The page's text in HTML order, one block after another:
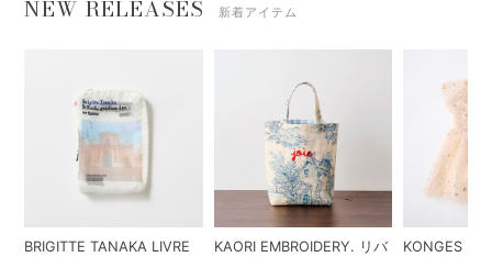
NEW RELEASES 新着アイテム
BRIGITTE TANAKA LIVRE
KAORI EMBROIDERY. リバ
KONGES